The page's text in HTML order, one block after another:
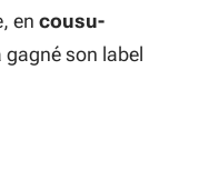
en cousu-
son label